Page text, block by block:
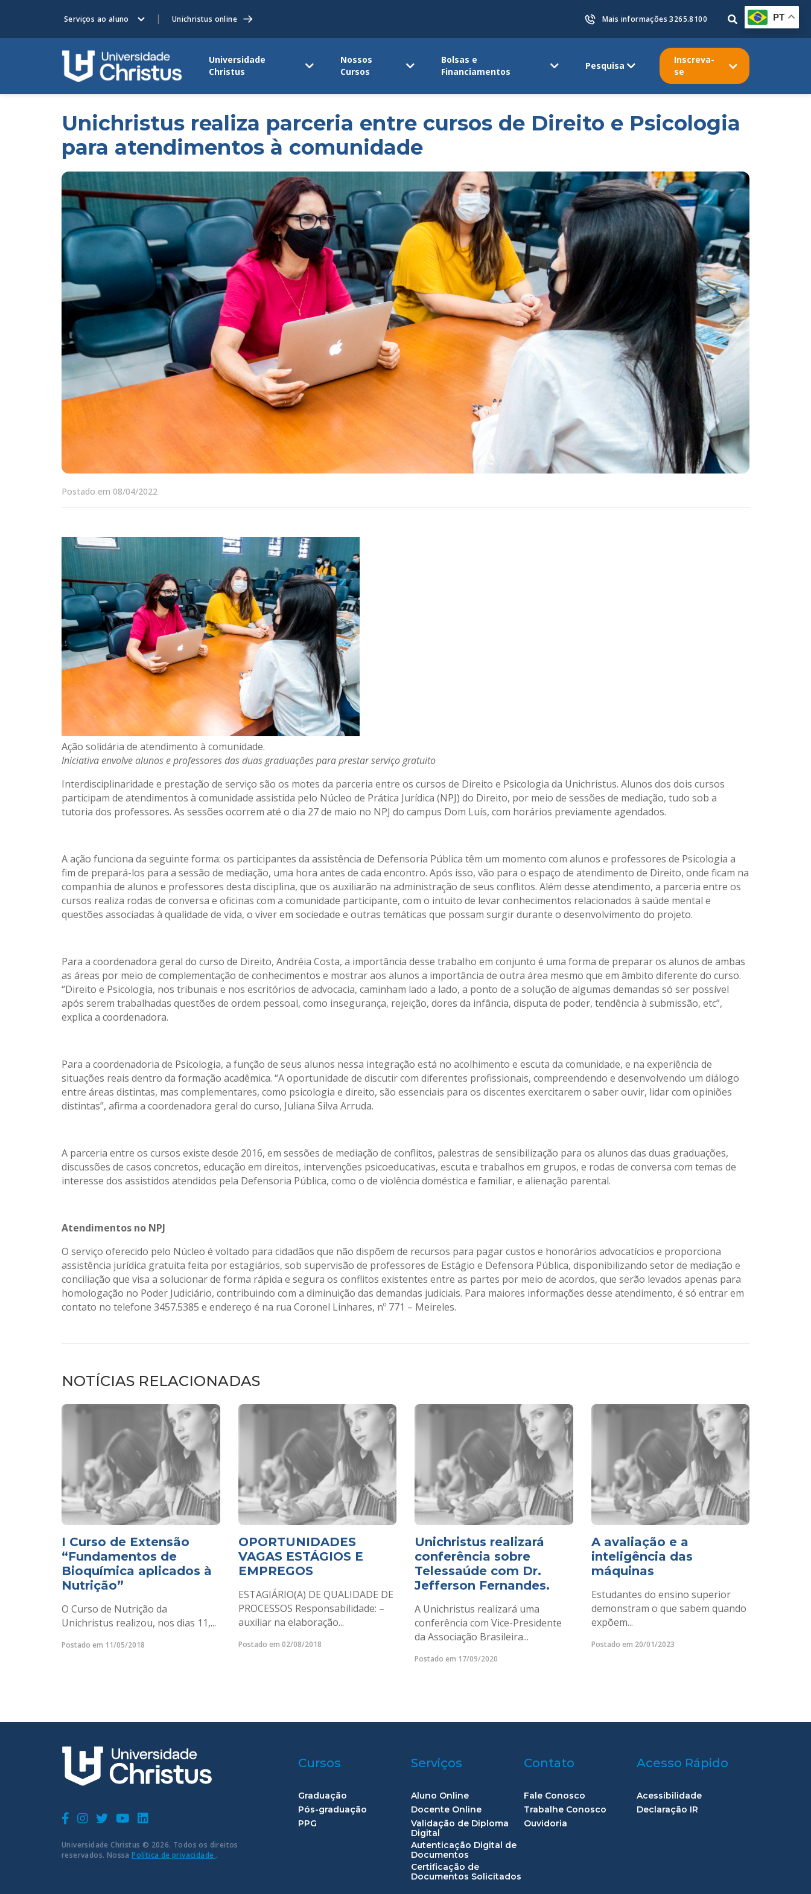
Serviços ao aluno Unichristus online Mais informações 3265.8100
Universidade
Christus
Nossos
Cursos
Bolsas e
Financiamentos
Pesquisa
Inscreva-
se
Unichristus realiza parceria entre cursos de Direito e Psicologia
para atendimentos à comunidade
Postado em 08/04/2022
Ação solidária de atendimento à comunidade.
Iniciativa envolve alunos e professores das duas graduações para prestar serviço gratuito
Interdisciplinaridade e prestação de serviço são os motes da parceria entre os cursos de Direito e Psicologia da Unichristus. Alunos dos dois cursos
participam de atendimentos à comunidade assistida pelo Núcleo de Prática Jurídica (NPJ) do Direito, por meio de sessões de mediação, tudo sob a
tutoria dos professores. As sessões ocorrem até o dia 27de maio no NPJ do campus Dom Luís, com horários previamente agendados.
A ação funciona da seguinte forma: os participantes da assistência de Defensoria Pública têm um momento com alunos e professores de Psicologia a
fim de prepará-los para a sessão de mediação, uma hora antes de cada encontro. Após isso, vão para o espaço de atendimento de Direito, onde ficam na
companhia de alunos e professores desta disciplina, que os auxiliarão na administração de seus conflitos. Além desse atendimento, a parceria entre os
cursos realiza rodas de conversa e oficinas com a comunidade participante, com o intuito de levar conhecimentos relacionados à saúde mental e
questões associadas à qualidade de vida, o viver em sociedade e outras temáticas que possam surgir durante o desenvolvimento do projeto.
Para a coordenadora geral do curso de Direito, Andréia Costa, a importância desse trabalho em conjunto é uma forma de preparar os alunos de ambas
as áreas por meio de complementação de conhecimentos e mostrar aos alunos a importância de outra área mesmo que em âmbito diferente do curso.
“Direito e Psicologia, nos tribunais e nos escritórios de advocacia, caminham lado a lado, a ponto de a solução de algumas demandas só ser possível
após serem trabalhadas questões de ordem pessoal, como insegurança, rejeição, dores da infância, disputa de poder, tendência à submissão, etc”,
explica a coordenadora.
Para a coordenadoria de Psicologia, a função de seus alunos nessa integração está no acolhimento e escuta da comunidade, e na experiência de
situações reais dentro da formação acadêmica. “A oportunidade de discutir com diferentes profissionais, compreendendo e desenvolvendo um diálogo
entre áreas distintas, mas complementares, como psicologia e direito, são essenciais para os discentes exercitarem o saber ouvir, lidar com opiniões
distintas”, afirma a coordenadora geral do curso, Juliana Silva Arruda.
A parceria entre os cursos existe desde 2016, em sessões de mediação de conflitos, palestras de sensibilização para os alunos das duas graduações,
discussões de casos concretos, educação em direitos, intervenções psicoeducativas, escuta e trabalhos em grupos, e rodas de conversa com temas de
interesse dos assistidos atendidos pela Defensoria Pública, como o de violência doméstica e familiar, e alienação parental.
Atendimentos no NPJ
O serviço oferecido pelo Núcleo é voltado para cidadãos que não dispõem de recursos para pagar custos e honorários advocatícios e proporciona
assistência jurídica gratuita feita por estagiários, sob supervisão de professores de Estágio e Defensora Pública, disponibilizando setor de mediação e
conciliação que visa a solucionar de forma rápida e segura os conflitos existentes entre as partes por meio de acordos, que serão levados apenas para
homologação no Poder Judiciário, contribuindo com a diminuição das demandas judiciais. Para maiores informações desse atendimento, é só entrar em
contato no telefone 3457.5385 e endereço é na rua Coronel Linhares, nº 771 – Meireles.
NOTÍCIAS RELACIONADAS
I Curso de Extensão
“Fundamentos de
Bioquímica aplicados à
Nutrição”
O Curso de Nutrição da
Unichristus realizou, nos dias 11,...
Postado em 11/05/2018
OPORTUNIDADES
VAGAS ESTÁGIOS E
EMPREGOS
ESTAGIÁRIO(A) DE QUALIDADE DE
PROCESSOS Responsabilidade: –
auxiliar na elaboração...
Postado em 02/08/2018
Unichristus realizará
conferência sobre
Telessaúde com Dr.
Jefferson Fernandes.
A Unichristus realizará uma
conferência com Vice-Presidente
da Associação Brasileira...
Postado em 17/09/2020
A avaliação e a
inteligência das
máquinas
Estudantes do ensino superior
demonstram o que sabem quando
expõem...
Postado em 20/01/2023
Universidade Christus © 2026. Todos os direitos
reservados. NossaPolítica de privacidade .
Cursos
Graduação
Pós-graduação
PPG
Serviços
Aluno Online
Docente Online
Validação de Diploma
Digital
Autenticação Digital de
Documentos
Certificação de
Documentos Solicitados
Contato
Fale Conosco
Trabalhe Conosco
Ouvidoria
Acesso Rápido
Acessibilidade
Declaração IR
PT